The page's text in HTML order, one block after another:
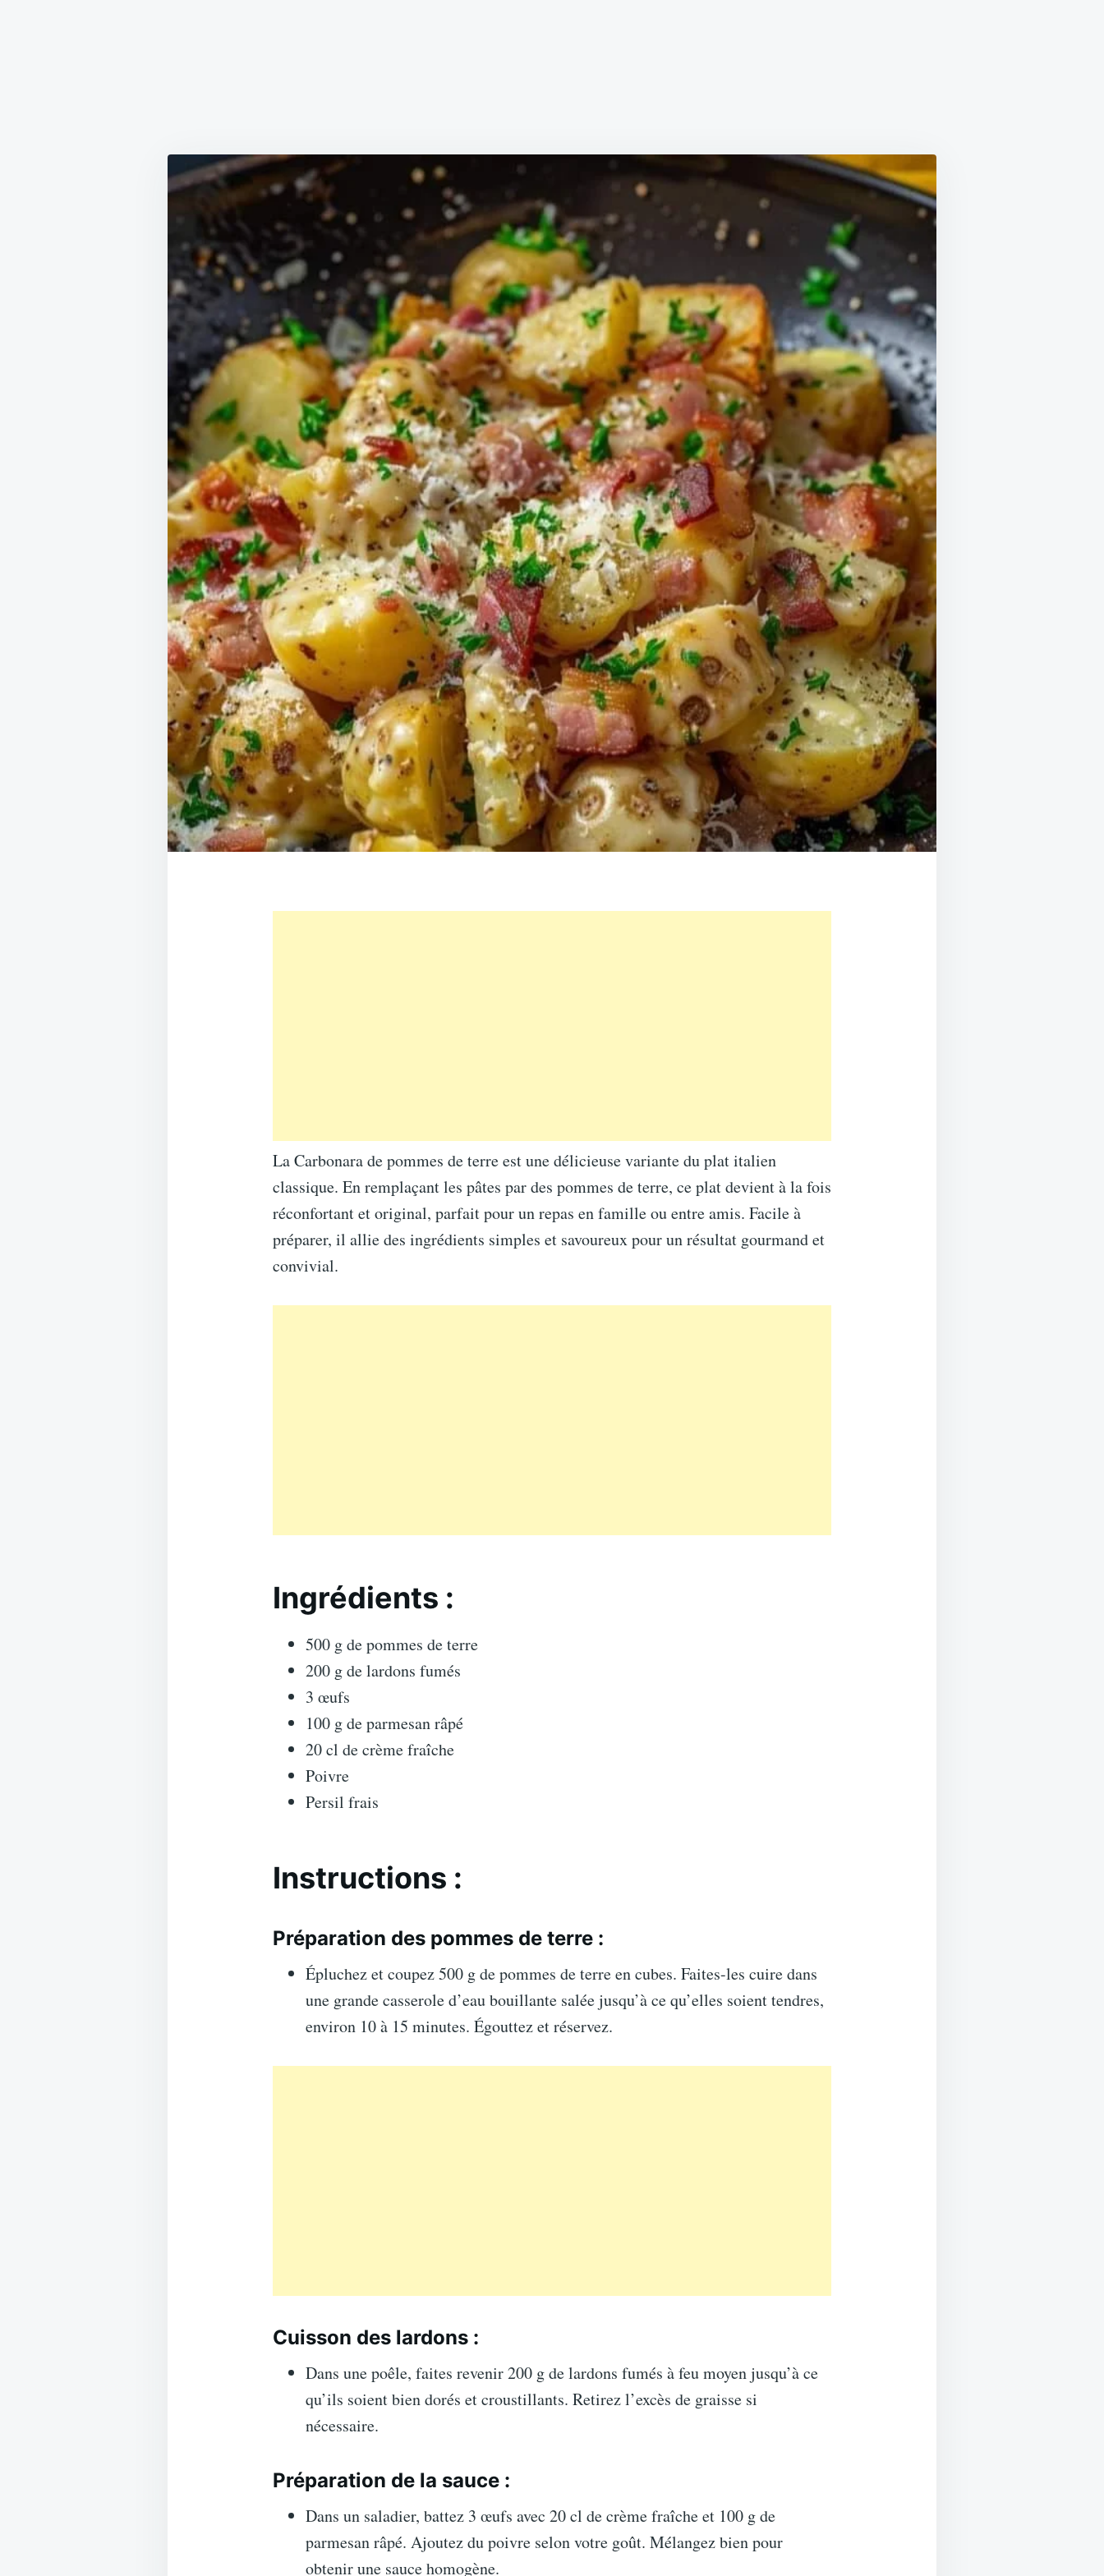
La Carbonara de pommes de terre est une délicieuse variante du plat italien
classique. En remplaçant les pâtes par des pommes de terre, ce plat devient à la fois
réconfortant et original, parfait pour un repas en famille ou entre amis. Facile à
préparer, il allie des ingrédients simples et savoureux pour un résultat gourmand et
convivial.
Ingrédients :
500 g de pommes de terre
200 g de lardons fumés
3 œufs
100 g de parmesan râpé
20 cl de crème fraîche
Poivre
Persil frais
Instructions :
Préparation des pommes de terre :
Épluchez et coupez 500 g de pommes de terre en cubes. Faites-les cuire dans
une grande casserole d’eau bouillante salée jusqu’à ce qu’elles soient tendres,
environ 10 à 15 minutes. Égouttez et réservez.
Cuisson des lardons :
Dans une poêle, faites revenir 200 g de lardons fumés à feu moyen jusqu’à ce
qu’ils soient bien dorés et croustillants. Retirez l’excès de graisse si
nécessaire.
Préparation de la sauce :
Dans un saladier, battez 3 œufs avec 20 cl de crème fraîche et 100 g de
parmesan râpé. Ajoutez du poivre selon votre goût. Mélangez bien pour
obtenir une sauce homogène.